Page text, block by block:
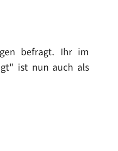
befragt. Ihr im
ist nun auch als